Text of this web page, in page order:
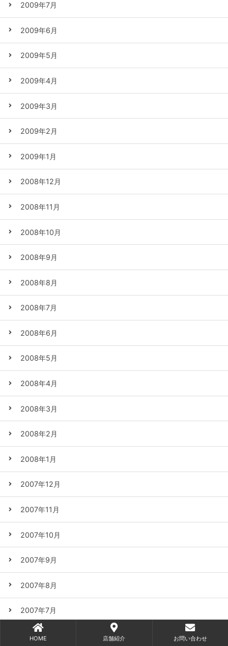
2009年7月
2009年6月
2009年5月
2009年4月
2009年3月
2009年2月
2009年1月
2008年12月
2008年11月
2008年10月
2008年9月
2008年8月
2008年7月
2008年6月
2008年5月
2008年4月
2008年3月
2008年2月
2008年1月
2007年12月
2007年11月
2007年10月
2007年9月
2007年8月
2007年7月
2007年6月
HOME 店舗紹介 お問い合わせ